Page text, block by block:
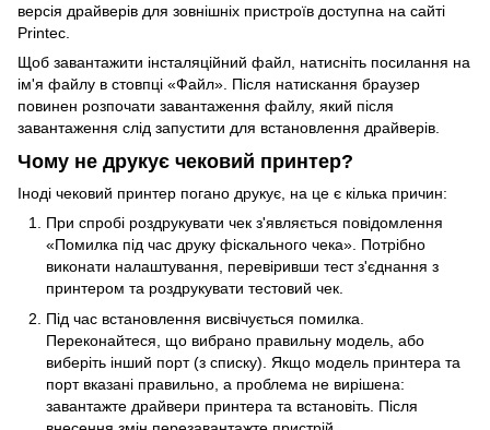
версія драйверів для зовнішніх пристроїв доступна на сайті
Printec.
Щоб завантажити інсталяційний файл, натисніть посилання на
ім'я файлу в стовпці «Файл». Після натискання браузер
повинен розпочати завантаження файлу, який після
завантаження слід запустити для встановлення драйверів.
Чому не друкує чековий принтер?
Іноді чековий принтер погано друкує, на це є кілька причин:
При спробі роздрукувати чек з'являється повідомлення
«Помилка під час друку фіскального чека». Потрібно
виконати налаштування, перевіривши тест з'єднання з
принтером та роздрукувати тестовий чек.
Під час встановлення висвічується помилка.
Переконайтеся, що вибрано правильну модель, або
виберіть інший порт (з списку). Якщо модель принтера та
порт вказані правильно, а проблема не вирішена:
завантажте драйвери принтера та встановіть. Після